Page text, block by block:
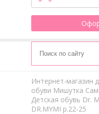
Интернет-магазин
обуви Мишутка
Детская обувь Dr.
DR.MYMI р.22-25